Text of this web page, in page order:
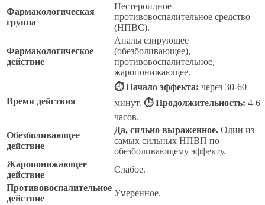
Фармакологическая
группа
Нестероидное
противовоспалительное средство
(НПВС).
Фармакологическое
действие
Анальгезирующее
(обезболивающее),
противовоспалительное,
жаропонижающее.
Время действия
⏱ Начало эффекта: через 30-60
минут. ⏱ Продолжительность: 4-6
часов.
Обезболивающее
действие
Да, сильно выраженное. Один из
самых сильных НПВП по
обезболивающему эффекту.
Жаропонижающее
действие
Слабое.
Противовоспалительное
действие
Умеренное.